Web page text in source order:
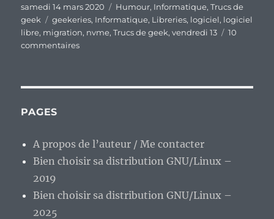
Publié
le
samedi 14 mars 2020 Catégories
Humour, Informatique,Trucs de
geek
Étiquettes
geekeries, Informatique, Libreries, logiciel, logiciel
libre, migration, nvme,Trucs de geek,vendredi 13
10
commentairessur
PAGES
A propos de l’auteur / Me contacter
Bien choisir sa distribution GNU/Linux –
2019
Bien choisir sa distribution GNU/Linux –
2025